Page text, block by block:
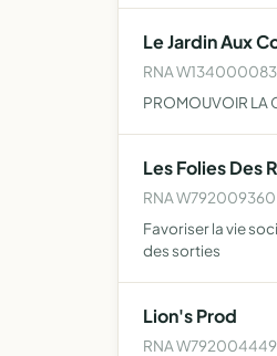
Le Jardin Aux
RNA W134000083
PROMOUVOIR LA
Les Folies Des
RNA W792009360
Favoriser la vie
des sorties
Lion's Prod
RNA W792004449